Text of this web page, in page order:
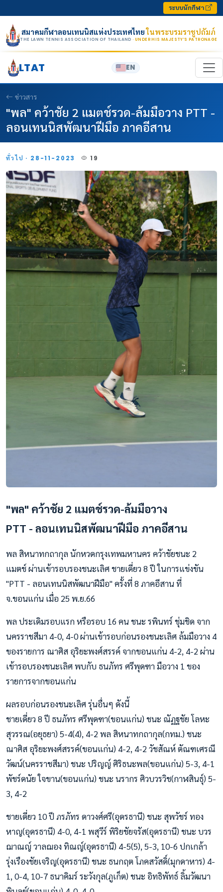
ระบบนักกีฬา
สมาคมกีฬาลอนเทนนิสแห่งประเทศไทยในพระบรมราชูปถัมภ์
THE LAWN TENNIS ASSOCIATION OF THAILAND · UNDER HIS MAJESTY’S PATRONAGE
LTAT EN
ข่าวสาร
"พล" คว้าชัย 2 แมตช์รวด-ล้มมือวาง PTT -
ลอนเทนนิสพัฒนาฝีมือ ภาคอีสาน
ทั่วไป · 28-11-2023 19
"พล" คว้าชัย 2 แมตช์รวด-ล้มมือวาง
PTT - ลอนเทนนิสพัฒนาฝีมือ ภาคอีสาน
พล สิหนาทกถากุล นักหวดกรุงเทพมหานคร คว้าชัยชนะ 2
แมตช์ ผ่านเข้ารอบรองชนะเลิศ ชายเดี่ยว 8 ปี ในการแข่งขัน
"PTT - ลอนเทนนิสพัฒนาฝีมือ" ครั้งที่ 8 ภาคอีสาน ที่
จ.ขอนแก่น เมื่อ 25 พ.ย.66
พล ประเดิมรอบแรก หรือรอบ 16 คน ชนะ รพินทร์ ชุ่มชิด จาก
นครราชสีมา 4-0, 4-0 ผ่านเข้ารอบก่อนรองชนะเลิศ ล้มมือวาง 4
ของรายการ ณาศิส อุริยะพงศ์สรรค์ จากขอนแก่น 4-2, 4-2 ผ่าน
เข้ารอบรองชนะเลิศ พบกับ ธนภัทร ศรีพุดฑา มือวาง 1 ของ
รายการจากขอนแก่น
ผลรอบก่อนรองชนะเลิศ รุ่นอื่นๆ ดังนี้
ชายเดี่ยว 8 ปี ธนภัทร ศรีพุดฑา(ขอนแก่น) ชนะ ณัฏฐชัย โลหะ
สุวรรณ(อยุธยา) 5-4(4), 4-2 พล สิหนาทกถากุล(กทม.) ชนะ
ณาศิส อุริยะพงศ์สรรค์(ขอนแก่น) 4-2, 4-2 วัชสัณห์ ตัณฑเศรณี
วัฒน์(นครราชสีมา) ชนะ ปริญญ์ ศิริธนะพล(ขอนแก่น) 5-3, 4-1
พัชร์ดนัย ใจขาน(ขอนแก่น) ชนะ นรากร ศิวบวรวิช(กาฬสินธุ์) 5-
3, 4-2
ชายเดี่ยว 10 ปี ภรภัทร ดาวงศ์ศรี(อุดรธานี) ชนะ สุพวัชร์ ทอง
หาญ(อุดรธานี) 4-0, 4-1 พสุวีร์ พิริยชัยจรัส(อุดรธานี) ชนะ บวร
ฌาณญ์ วาลฌอง ทิณญ์(อุดรธานี) 4-5(5), 5-3, 10-6 ปกเกล้า
รุ่งเรืองชัยเจริญ(อุดรธานี) ชนะ ธนกฤต โภคสวัสดิ์(มุกดาหาร) 4-
1, 0-4, 10-7 ธนาคิมร์ ระวังกุล(ภูเก็ต) ชนะ อิทธิพัทธ์ ลิ้มวัฒนา